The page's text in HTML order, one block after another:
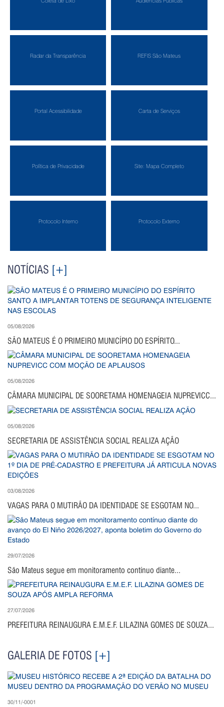
Radar da Transparência REFIS São Mateus
Portal Acessibilidade Carta de Serviços
Política de Privacidade Site: Mapa Completo
Protocolo Interno Protocolo Externo
NOTÍCIAS [+]
05/08/2026
SÃO MATEUS É O PRIMEIRO MUNICÍPIO DO ESPÍRITO...
05/08/2026
CÂMARA MUNICIPAL DE SOORETAMA HOMENAGEIA NUPREVICC...
05/08/2026
SECRETARIA DE ASSISTÊNCIA SOCIAL REALIZA AÇÃO
03/08/2026
VAGAS PARA O MUTIRÃO DA IDENTIDADE SE ESGOTAM NO...
29/07/2026
São Mateus segue em monitoramento contínuo diante...
27/07/2026
PREFEITURA REINAUGURA E.M.E.F. LILAZINA GOMES DE SOUZA...
GALERIA DE FOTOS [+]
30/11/-0001